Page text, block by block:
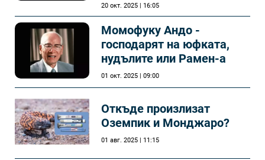
20 окт. 2025 | 16:05
Момофуку Андо -
господарят на юфката,
нудълите или Рамен-а
01 окт. 2025 | 09:00
Откъде произлизат
Оземпик и Монджаро?
01 авг. 2025 | 11:15